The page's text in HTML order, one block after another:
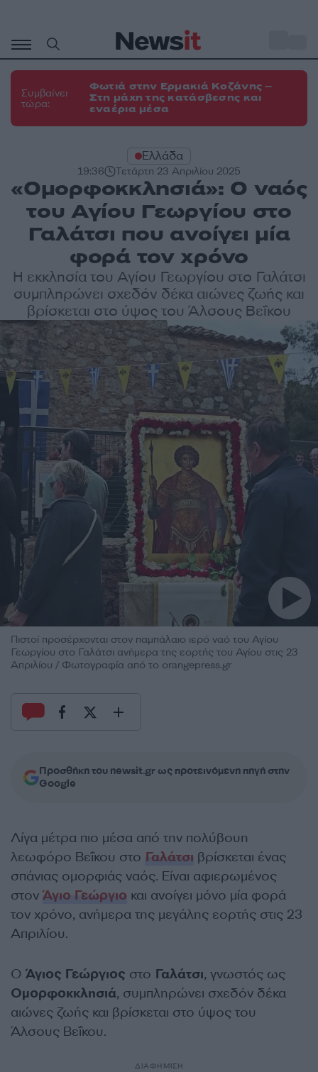
περιεχόμενο
Συμβαίνει
τώρα:
Φωτιά στην Ερμακιά Κοζάνης –
Στη μάχη της κατάσβεσης και
εναέρια μέσα
Ελλάδα
19:36 Τετάρτη 23 Απριλίου 2025
«Ομορφοκκλησιά»: Ο ναός
του Αγίου Γεωργίου στο
Γαλάτσι που ανοίγει μία
φορά τον χρόνο
Η εκκλησία του Αγίου Γεωργίου στο Γαλάτσι
συμπληρώνει σχεδόν δέκα αιώνες ζωής και
βρίσκεται στο ύψος του Άλσους Βεΐκου
Πιστοί προσέρχονται στον παμπάλαιο ιερό ναό του Αγίου
Γεωργίου στο Γαλάτσι ανήμερα της εορτής του Αγίου στις 23
Απριλίου / Φωτογραφία από το orangepress.gr
Προσθήκη του newsit.gr ως προτεινόμενη πηγή στην
Google
Λίγα μέτρα πιο μέσα από την πολύβουη
λεωφόρο Βεΐκου στο Γαλάτσι βρίσκεται ένας
σπάνιας ομορφιάς ναός. Είναι αφιερωμένος
στον Άγιο Γεώργιο και ανοίγει μόνο μία φορά
τον χρόνο, ανήμερα της μεγάλης εορτής στις 23
Απριλίου.
Ο Άγιος Γεώργιος στο Γαλάτσι, γνωστός ως
Ομορφοκκλησιά, συμπληρώνει σχεδόν δέκα
αιώνες ζωής και βρίσκεται στο ύψος του
Άλσους Βεΐκου.
ΔΙΑΦΗΜΙΣΗ